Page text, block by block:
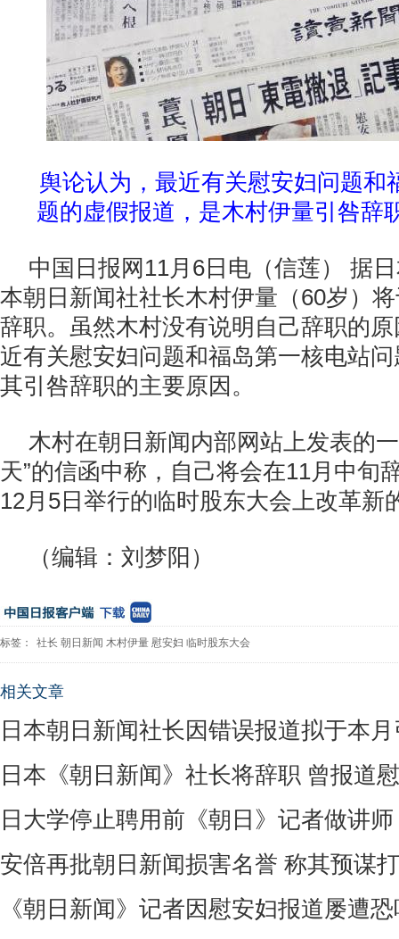
舆论认为，最近有关慰安妇问题和
题的虚假报道，是木村伊量引咎辞
中国日报网11月6日电（信莲） 据
本朝日新闻社社长木村伊量（60岁）
辞职。虽然木村没有说明自己辞职的
近有关慰安妇问题和福岛第一核电站
其引咎辞职的主要原因。
木村在朝日新闻内部网站上发表的
天”的信函中称，自己将会在11月中旬
12月5日举行的临时股东大会上改革新
（编辑：刘梦阳）
标签： 社长 朝日新闻 木村伊量 慰安妇 临时股东大会
相关文章
日本朝日新闻社长因错误报道拟于本
日本《朝日新闻》社长将辞职 曾报道
日大学停止聘用前《朝日》记者做讲
安倍再批朝日新闻损害名誉 称其预谋
《朝日新闻》记者因慰安妇报道屡遭